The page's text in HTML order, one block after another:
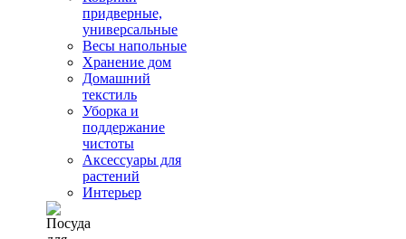
придверные,
универсальные
Весы напольные
Хранение дом
Домашний
текстиль
Уборка и
поддержание
чистоты
Аксессуары для
растений
Интерьер